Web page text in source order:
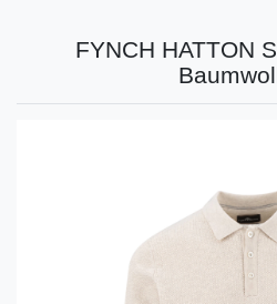
FYNCH HATTON